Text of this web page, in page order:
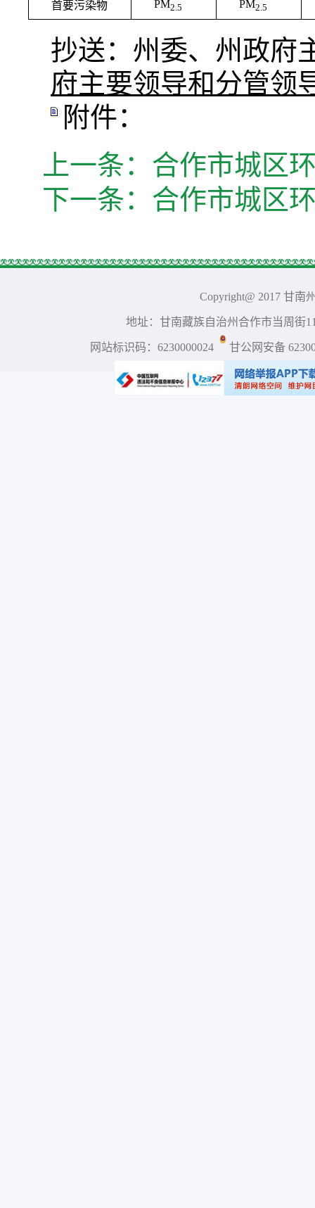
首要污染物 PM2.5 PM2.5
抄送：州委、州政府
府主要领导和分管领
附件：
上一条： 合作市城区
下一条： 合作市城区
Copyright@ 2017 甘南
地址：甘南藏族自治州合作市当周街
网站标识码：6230000024 甘公网安备